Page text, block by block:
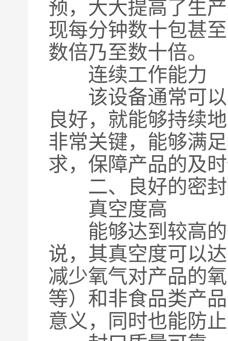
预，大大提高了生
现每分钟数十包甚
数倍乃至数十倍。
连续工作能力
该设备通常可以
良好，就能够持续
非常关键，能够满
求，保障产品的及
二、良好的密封
真空度高
能够达到较高的
说，其真空度可以
减少氧气对产品的
等）和非食品类产
意义，同时也能防